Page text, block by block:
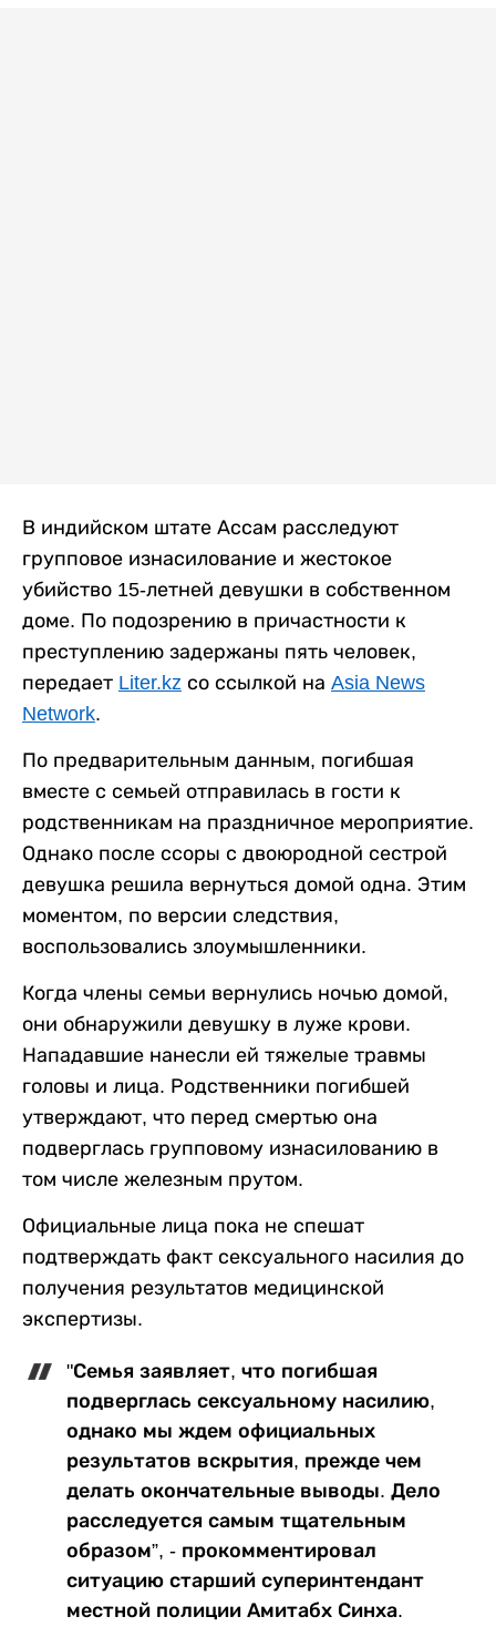
В индийском штате Ассам расследуют
групповое изнасилование и жестокое
убийство 15-летней девушки в собственном
доме. По подозрению в причастности к
преступлению задержаны пять человек,
передает Liter.kz со ссылкой на Asia News
Network.
По предварительным данным, погибшая
вместе с семьей отправилась в гости к
родственникам на праздничное мероприятие.
Однако после ссоры с двоюродной сестрой
девушка решила вернуться домой одна. Этим
моментом, по версии следствия,
воспользовались злоумышленники.
Когда члены семьи вернулись ночью домой,
они обнаружили девушку в луже крови.
Нападавшие нанесли ей тяжелые травмы
головы и лица. Родственники погибшей
утверждают, что перед смертью она
подверглась групповому изнасилованию в
том числе железным прутом.
Официальные лица пока не спешат
подтверждать факт сексуального насилия до
получения результатов медицинской
экспертизы.
"Семья заявляет, что погибшая
подверглась сексуальному насилию,
однако мы ждем официальных
результатов вскрытия, прежде чем
делать окончательные выводы. Дело
расследуется самым тщательным
образом”, - прокомментировал
ситуацию старший суперинтендант
местной полиции Амитабх Синха.